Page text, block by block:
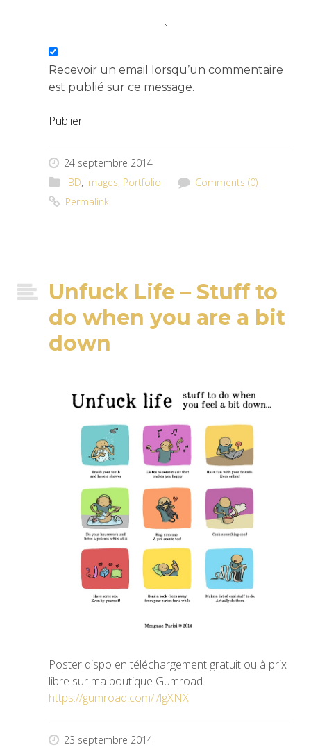
Recevoir un email lorsqu’un commentaire
est publié sur ce message.
Publier
24 septembre 2014
BD, Images, Portfolio
Comments (0)
Permalink
Unfuck Life – Stuff to
do when you are a bit
down
Poster dispo en téléchargement gratuit ou à prix
libre sur ma boutique Gumroad.
https://gumroad.com/l/lgXNX
23 septembre 2014